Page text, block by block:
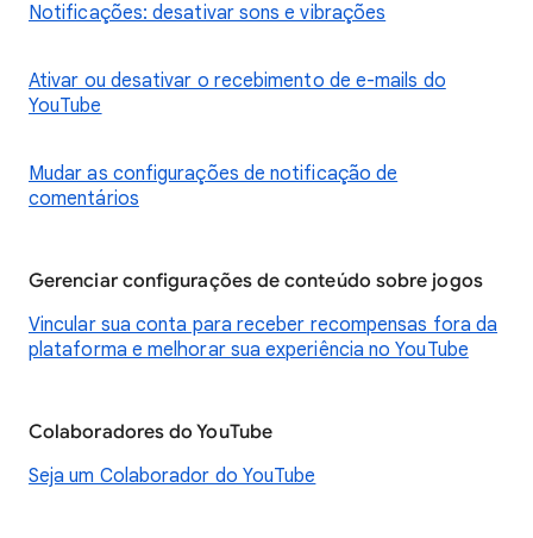
Notificações: desativar sons e vibrações
Ativar ou desativar o recebimento de e-mails do
YouTube
Mudar as configurações de notificação de
comentários
Gerenciar configurações de conteúdo sobre jogos
Vincular sua conta para receber recompensas fora da
plataforma e melhorar sua experiência no YouTube
Colaboradores do YouTube
Seja um Colaborador do YouTube